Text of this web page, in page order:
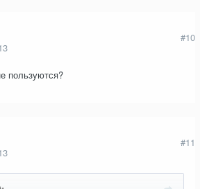
#10
пользуются?
#11